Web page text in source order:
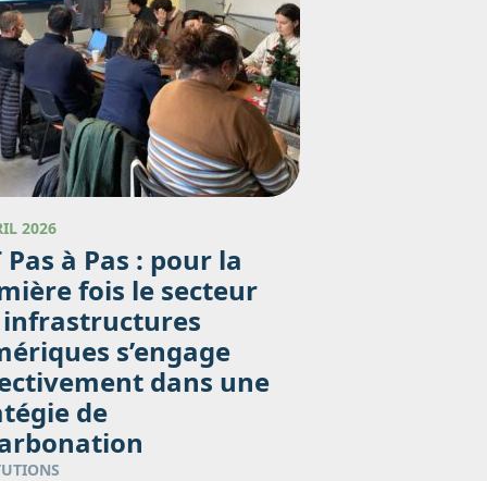
2026
Pas à Pas : pour la
fois le secteur
infrastructures
s’engage
dans une
de